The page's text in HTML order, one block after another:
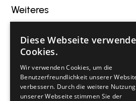
Weiteres
Veranstaltungen
Gastronomie
Kontakt
Diese Webseite
Cookies.
Wir verwenden Cookies, um die
Benutzerfreundlichkeit unserer
verbessern. Durch die weitere Nutzung
unserer Webseite stimmen Sie der